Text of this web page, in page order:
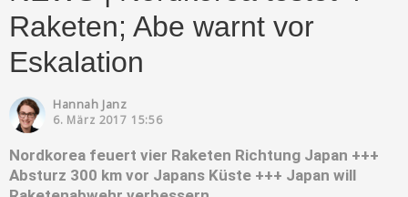
Raketen; Abe warnt vor
Eskalation
Hannah Janz
6. März 2017 15:56
Nordkorea feuert vier Raketen Richtung Japan +++
Absturz 300 km vor Japans Küste +++ Japan will